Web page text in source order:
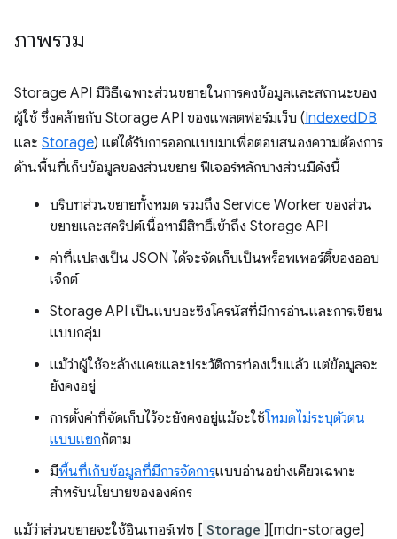
ภาพรวม
Storage API มีวิธีเฉพาะส่วนขยายในการคงข้อมูลและสถานะของ
ผู้ใช้ ซึ่งคล้ายกับ Storage API ของแพลตฟอร์มเว็บ (IndexedDB
และ Storage) แต่ได้รับการออกแบบมาเพื่อตอบสนองความต้องการ
ด้านพื้นที่เก็บข้อมูลของส่วนขยาย ฟีเจอร์หลักบางส่วนมีดังนี้
บริบทส่วนขยายทั้งหมด รวมถึง Service Worker ของส่วน
ขยายและสคริปต์เนื้อหามีสิทธิ์เข้าถึง Storage API
ค่าที่แปลงเป็น JSON ได้จะจัดเก็บเป็นพร็อพเพอร์ตี้ของออบ
เจ็กต์
Storage API เป็นแบบอะซิงโครนัสที่มีการอ่านและการเขียน
แบบกลุ่ม
แม้ว่าผู้ใช้จะล้างแคชและประวัติการท่องเว็บแล้ว แต่ข้อมูลจะ
ยังคงอยู่
การตั้งค่าที่จัดเก็บไว้จะยังคงอยู่แม้จะใช้โหมดไม่ระบุตัวตน
แบบแยกก็ตาม
มีพื้นที่เก็บข้อมูลที่มีการจัดการแบบอ่านอย่างเดียวเฉพาะ
สำหรับนโยบายขององค์กร
แม้ว่าส่วนขยายจะใช้อินเทอร์เฟซ [ Storage ][mdn-storage]